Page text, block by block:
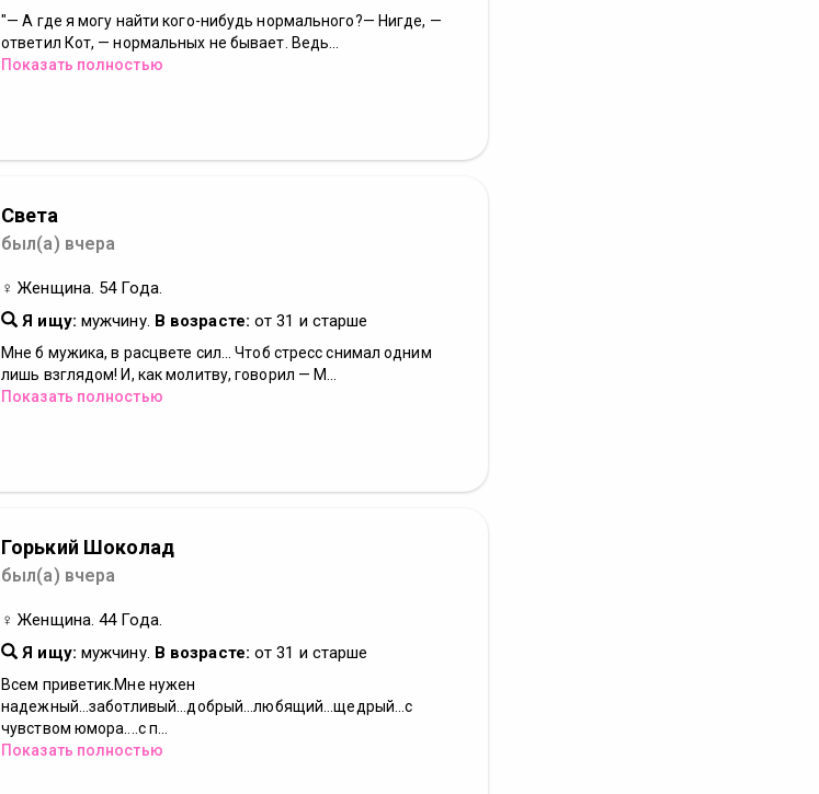
"— А где я могу найти кого-нибудь нормального?— Нигде, —
ответил Кот, — нормальных не бывает. Ведь...
Показать полностью
Света
был(а) вчера
♀ Женщина. 54 Года.
Я ищу: мужчину. В возрасте: от 31 и старше
Мне б мужика, в расцвете сил... Чтоб стресс снимал одним
лишь взглядом! И, как молитву, говорил — М...
Показать полностью
Горький Шоколад
был(а) вчера
♀ Женщина. 44 Года.
Я ищу: мужчину. В возрасте: от 31 и старше
Всем приветик.Мне нужен
надежный...заботливый...добрый...любящий...щедрый...с
чувством юмора....с п...
Показать полностью